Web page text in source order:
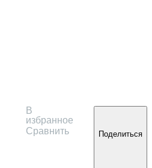
В
избранное
Сравнить
Поделиться